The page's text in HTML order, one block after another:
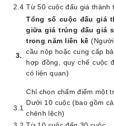
2.4 Từ50 cuộc đấu giá thành
3.
Tổng số cuộc đấu giá
giữa giá trúng đấu giá
trong năm liền kề
cầu nộp hoặc cung cấp
hợp đồng, quy chế cuộc
có liên quan)
Chỉ chọn chấm điểm một
3.1
Dưới 10 cuộc (bao gồm
chênh lệch)